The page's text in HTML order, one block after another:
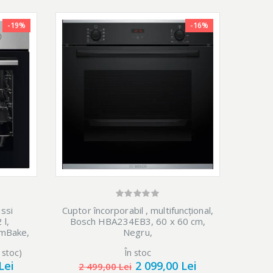
a mai
mai
-19%
l,
-16%
Cuptor încorporabil , multifuncțional,
Bosch HBA234EB3, 60 x 60 cm,
Negru,
În stoc
2 499,00 Lei 2 099,00 Lei